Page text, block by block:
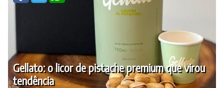
Gellato: o licor de pistache premium que virou
tendência